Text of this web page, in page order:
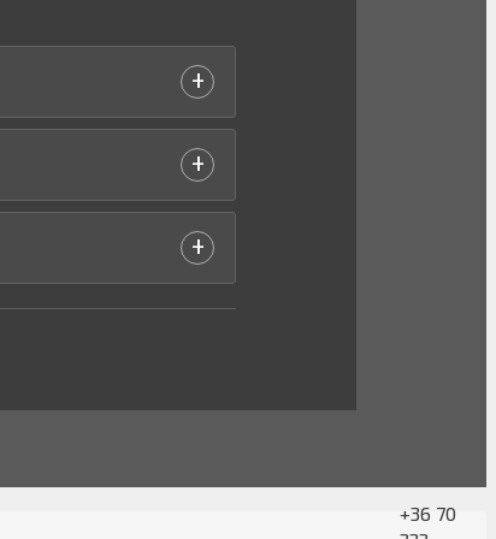
+
+
+
+36 70